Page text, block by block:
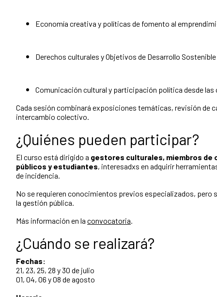
Economía creativa y políticas de fomento al
Derechos culturales y Objetivos de Desarrollo Sostenible
Comunicación cultural y participación política desde las
Cada sesión combinará exposiciones temáticas, revisión de
intercambio colectivo.
¿Quiénes pueden participar?
El curso está dirigido a gestores culturales, miembros de
públicos y estudiantes, interesadxs en adquirir
de incidencia.
No se requieren conocimientos previos especializados, pero
la gestión pública.
Más información en la convocatoria.
¿Cuándo se realizará?
Fechas:
21, 23, 25, 28 y 30 de julio
01, 04, 06 y 08 de agosto